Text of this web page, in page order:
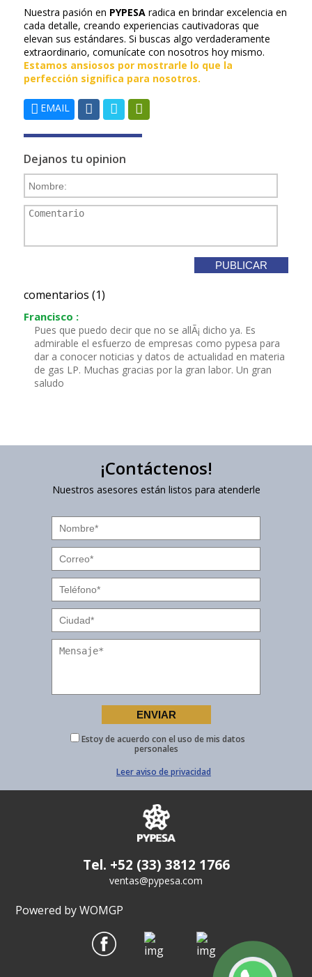
Nuestra pasión en PYPESA radica en brindar excelencia en
cada detalle, creando experiencias cautivadoras que
elevan sus estándares. Si buscas algo verdaderamente
extraordinario, comunícate con nosotros hoy mismo.
Estamos ansiosos por mostrarle lo que la
perfección significa para nosotros.
EMAIL
Dejanos tu opinion
comentarios (1)
Francisco :
Pues que puedo decir que no se allÃ¡ dicho ya. Es
admirable el esfuerzo de empresas como pypesa para
dar a conocer noticias y datos de actualidad en materia
de gas LP. Muchas gracias por la gran labor. Un gran
saludo
¡Contáctenos!
Nuestros asesores están listos para atenderle
Estoy de acuerdo con el uso de mis datos
personales
Leer aviso de privacidad
Tel. +52 (33) 3812 1766
ventas@pypesa.com
Powered by WOMGP